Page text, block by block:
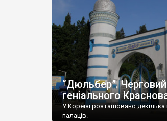
“Дюльбер”. Черговий
геніального
У Кореїзі розташовано
палаців.